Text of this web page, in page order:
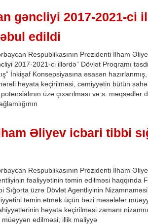
gəncliyi 2017-2021-ci
edildi
Respublikasının Prezidenti İlham
2017-2021-ci illərdə” Dövlət Proqramı
İnkişaf Konsepsiyasına əsasən
həyata keçirilməsi, cəmiyyətin bütün
üzə çıxarılması və s.
Əliyev icbari tibbi
Respublikasının Prezidenti İlham
fəaliyyətinin təmin edilməsi haqqında
Sığorta üzrə Dövlət Agentliyinin
təmin etmək üçün bəzi məsələlər
həyata keçirilməsi zamanı
müəyyən edilməsi; illik maliyyə